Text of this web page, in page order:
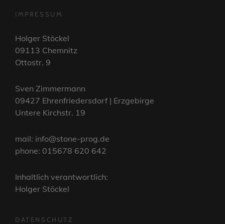
IMPRESSUM
Holger Stöckel
09113 Chemnitz
Ottostr. 9
Sven Zimmermann
09427 Ehrenfriedersdorf | Erzgebirge
Untere Kirchstr. 19
mail: info@stone-prog.de
phone: 015678 620 642
Inhaltlich verantwortlich:
Holger Stöckel
DATENSCHUTZ